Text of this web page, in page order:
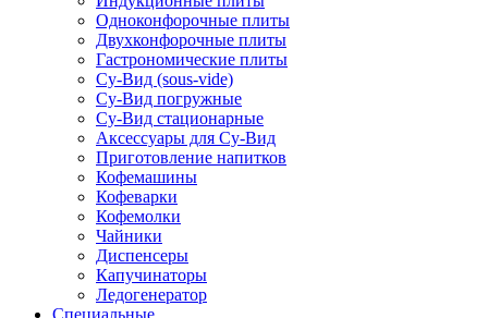
Одноконфорочные плиты
Двухконфорочные плиты
Гастрономические плиты
Су-Вид (sous-vide)
Су-Вид погружные
Су-Вид стационарные
Аксессуары для Су-Вид
Приготовление напитков
Кофемашины
Кофеварки
Кофемолки
Чайники
Диспенсеры
Капучинаторы
Ледогенератор
Специальные